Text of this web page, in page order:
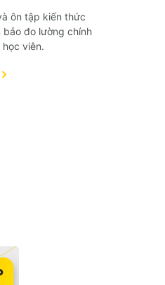
ôn tập kiến thức
đo lường chính
viên.